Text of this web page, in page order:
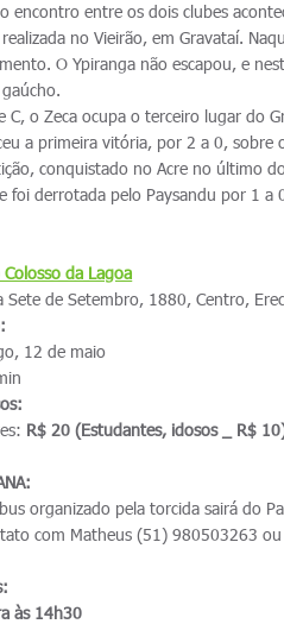
encontro entre os dois clubes
no Vieirão, em Gravataí.
O Ypiranga não escapou, e
C, o Zeca ocupa o terceiro lugar do
a primeira vitória, por 2 a 0, sobre
conquistado no Acre no último
foi derrotada pelo Paysandu por 1 a
Colosso da Lagoa
Sete de Setembro, 1880, Centro,
12 de maio
R$ 20 (Estudantes, idosos _ R$
organizado pela torcida sairá do
com Matheus (51) 980503263
às 14h30